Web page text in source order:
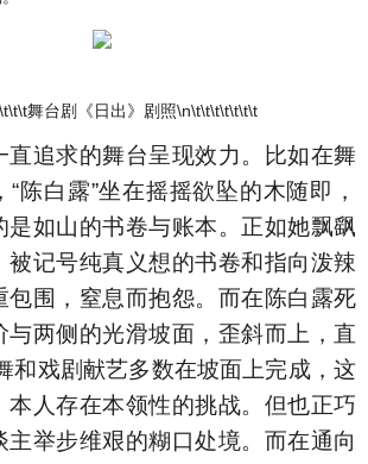
舞台剧《日出》剧照\n\t\t\t\t\t\t\t
直追求的舞台呈现效力。比如在舞
陈白露”坐在摇摇欲坠的木随即，
是如山的书卷与账本。正如她飘飖
被记号纯真义想的书卷和指向泼辣
包围，窒息而抱怨。而在陈白露死
与两侧的光滑坡面，歪斜而上，直
和戏剧献艺多数在坡面上完成，这
本人存在本领性的挑战。但也正巧
主举步维艰的糊口处境。而在通向